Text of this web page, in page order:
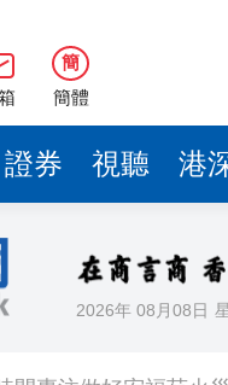
簡
簡體
證券 視聽 港
2026年 08月08日
儒煥新升級 五組數據
區全國政協委員考察團
儋州以舊換新帶動消
園閱讀活動解鎖閱讀新
吳良好：依法公正處